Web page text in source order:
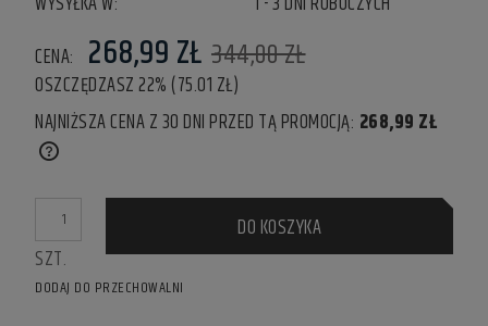
CENA: 268,99 ZŁ 344,00 ZŁ
OSZCZĘDZASZ 22% (75.01 ZŁ)
NAJNIŻSZA CENA Z 30 DNI PRZED TĄ PROMOCJĄ: 268,99 ZŁ
DISPLAYED.
SZT.
DO KOSZYKA
DODAJ DO PRZECHOWALNI